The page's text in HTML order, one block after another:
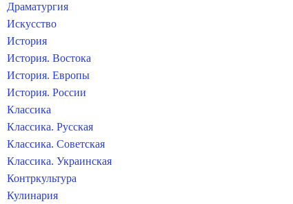
Драматургия
Искусство
История
История. Востока
История. Европы
История. России
Классика
Классика. Русская
Классика. Советская
Классика. Украинская
Контркультура
Кулинария